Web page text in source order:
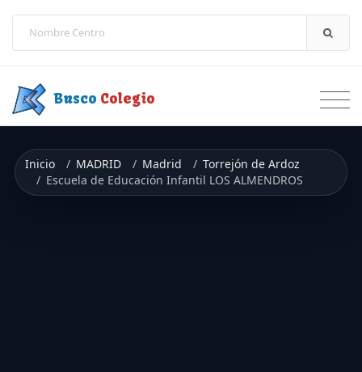
Busco Colegio
Inicio MADRID Madrid
Torrejón de Ardoz
Escuela de Educación Infantil LOS ALMENDROS